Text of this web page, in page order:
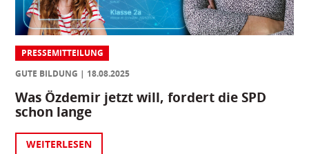
PRESSEMITTEILUNG
GUTE BILDUNG
18.08.2025
Was Özdemir jetzt will, fordert die SPD
schon lange
WEITERLESEN